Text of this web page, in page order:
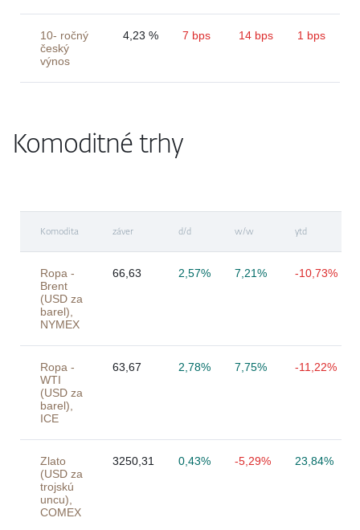
10- ročný
český
výnos
4,23 % 7 bps 14 bps 1 bps
Komoditné trhy
Komodita záver d/d w/w ytd
Ropa -
Brent
(USD za
barel),
NYMEX
66,63 2,57% 7,21% -10,73%
Ropa -
WTI
(USD za
barel),
ICE
63,67 2,78% 7,75% -11,22%
Zlato
(USD za
trojskú
uncu),
COMEX
3250,31 0,43% -5,29% 23,84%